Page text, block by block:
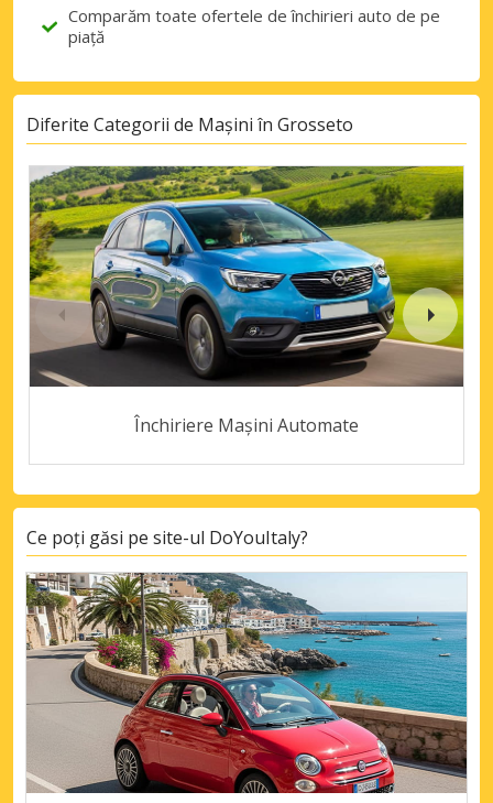
Comparăm toate ofertele de închirieri auto de pe
piață
Diferite Categorii de Mașini în Grosseto
Închiriere Mașini Automate
Ce poți găsi pe site-ul DoYouItaly?